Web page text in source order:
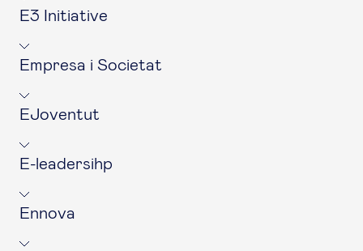
E3 Initiative
Empresa i Societat
EJoventut
E-leadersihp
Ennova